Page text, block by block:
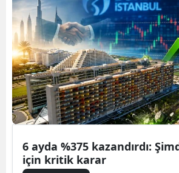
6 ayda %375 kazandırdı:
için kritik karar